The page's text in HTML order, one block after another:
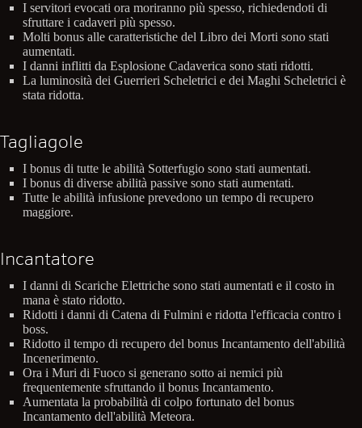
I servitori evocati ora moriranno più spesso, richiedendoti di
sfruttare i cadaveri più spesso.
Molti bonus alle caratteristiche del Libro dei Morti sono stati
aumentati.
I danni inflitti da Esplosione Cadaverica sono stati ridotti.
La luminosità dei Guerrieri Scheletrici e dei Maghi Scheletrici è
stata ridotta.
Tagliagole
I bonus di tutte le abilità Sotterfugio sono stati aumentati.
I bonus di diverse abilità passive sono stati aumentati.
Tutte le abilità infusione prevedono un tempo di recupero
maggiore.
Incantatore
I danni di Scariche Elettriche sono stati aumentati e il costo in
mana è stato ridotto.
Ridotti i danni di Catena di Fulmini e ridotta l'efficacia contro i
boss.
Ridotto il tempo di recupero del bonus Incantamento dell'abilità
Incenerimento.
Ora i Muri di Fuoco si generano sotto ai nemici più
frequentemente sfruttando il bonus Incantamento.
Aumentata la probabilità di colpo fortunato del bonus
Incantamento dell'abilità Meteora.